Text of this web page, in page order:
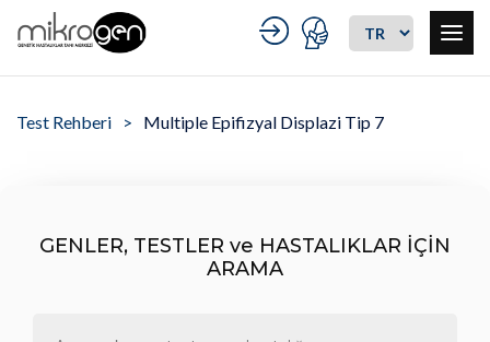
Test Rehberi Multiple Epifizyal Displazi Tip 7
GENLER, TESTLER ve HASTALIKLAR İÇİN
ARAMA